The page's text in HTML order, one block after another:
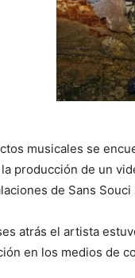
musicales se
la producción de un
de Sans
atrás el artista
en los medios de